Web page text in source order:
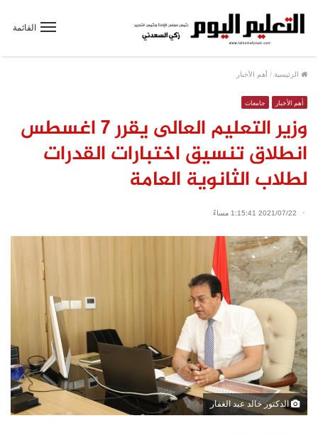
القائمة
الرئيسية / أهم الأخبار
أهم الأخبار جامعات
وزير التعليم العالى يقرر 7 اغسطس
انطلاق تنسيق اختبارات القدرات
لطلاب الثانوية العامة
2021/07/22 1:15:41 مساءً
الدكتور خالد عبد الغفار